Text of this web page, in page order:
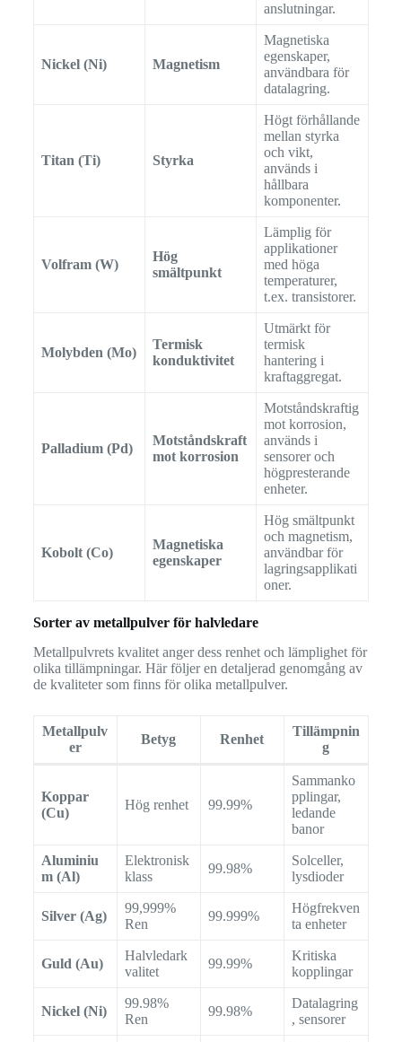
anslutningar.
Nickel (Ni) Magnetism
Magnetiska
egenskaper,
användbara för
datalagring.
Titan (Ti) Styrka
Högt förhållande
mellan styrka
och vikt,
används i
hållbara
komponenter.
Volfram (W)
Hög
smältpunkt
Lämplig för
applikationer
med höga
temperaturer,
t.ex. transistorer.
Molybden (Mo)
Termisk
konduktivitet
Utmärkt för
termisk
hantering i
kraftaggregat.
Palladium (Pd)
Motståndskraft
mot korrosion
Motståndskraftig
mot korrosion,
används i
sensorer och
högpresterande
enheter.
Kobolt (Co)
Magnetiska
egenskaper
Hög smältpunkt
och magnetism,
användbar för
lagringsapplikati
oner.
Sorter av metallpulver för halvledare
Metallpulvrets kvalitet anger dess renhet och lämplighet för
olika tillämpningar. Här följer en detaljerad genomgång av
de kvaliteter som finns för olika metallpulver.
Metallpulv
er
Betyg Renhet
Tillämpnin
g
Koppar
(Cu)
Hög renhet 99.99%
Sammanko
pplingar,
ledande
banor
Aluminiu
m (Al)
Elektronisk
klass
99.98%
Solceller,
lysdioder
Silver (Ag)
99,999%
Ren
99.999%
Högfrekven
ta enheter
Guld (Au)
Halvledark
valitet
99.99%
Kritiska
kopplingar
Nickel (Ni)
99.98%
Ren
99.98%
Datalagring
, sensorer